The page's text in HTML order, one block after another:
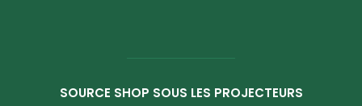
SOURCE SHOP SOUS LES PROJECTEURS